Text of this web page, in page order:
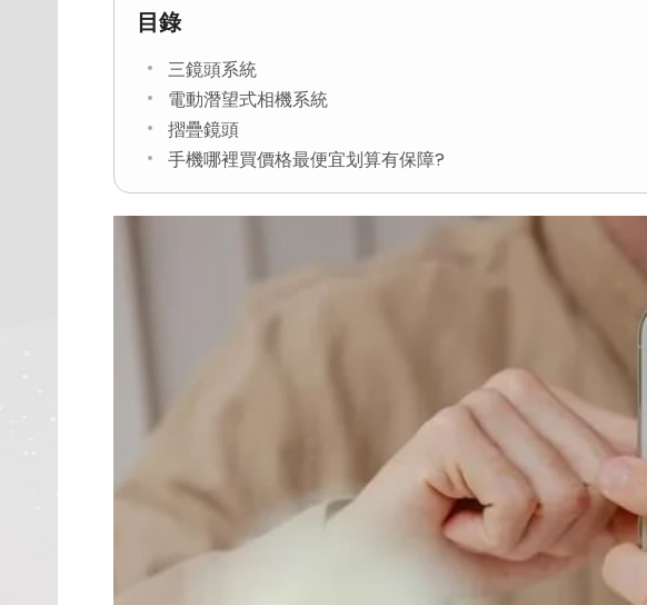
目錄
三鏡頭系統
電動潛望式相機系統
摺疊鏡頭
手機哪裡買價格最便宜划算有保障?